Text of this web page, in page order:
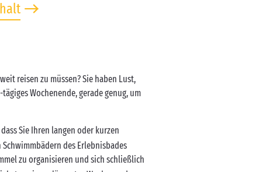
reisen zu müssen? Sie haben Lust,
Wochenende, gerade genug, um
Sie Ihren langen oder kurzen
des Erlebnisbades
zu organisieren und sich schließlich